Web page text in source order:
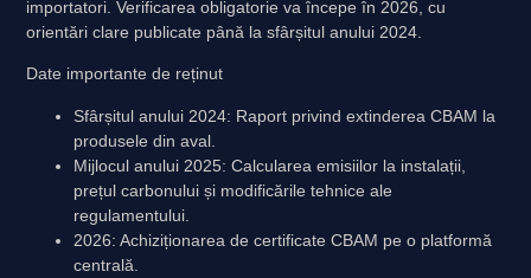
importatori. Verificarea obligatorie va începe în 2026, cu
orientări clare publicate până la sfârșitul anului 2024.
Date importante de reținut
Sfârșitul anului 2024: Raport privind extinderea CBAM la
produsele din aval.
Mijlocul anului 2025: Calcularea emisiilor la instalații,
prețul carbonului și modificările tehnice ale
regulamentului.
2026: Achiziționarea de certificate CBAM pe o platformă
centrală.